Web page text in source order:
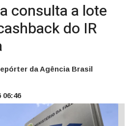
consulta a lote
do IR
da Agência Brasil
06:46